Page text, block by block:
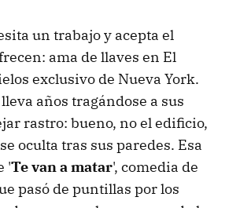
un trabajo y acepta el
ama de llaves en El
exclusivo de Nueva York.
años tragándose a sus
rastro: bueno, no el edificio,
oculta tras sus paredes. Esa
'Te van a matar', comedia de
pasó de puntillas por los